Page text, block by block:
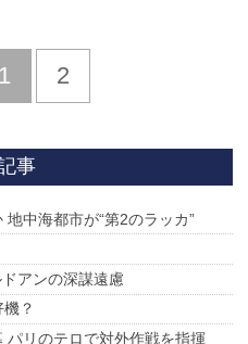
前
1 2
事
中海都市が“第2のラッカ”
アンの深謀遠慮
？
パリのテロで対外作戦を指揮